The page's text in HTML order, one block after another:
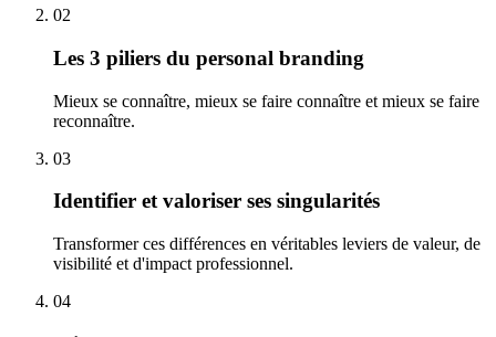
02
Les 3 piliers du personal branding
Mieux se connaître, mieux se faire connaître et mieux se faire
reconnaître.
03
Identifier et valoriser ses singularités
Transformer ces différences en véritables leviers de valeur, de
visibilité et d'impact professionnel.
04